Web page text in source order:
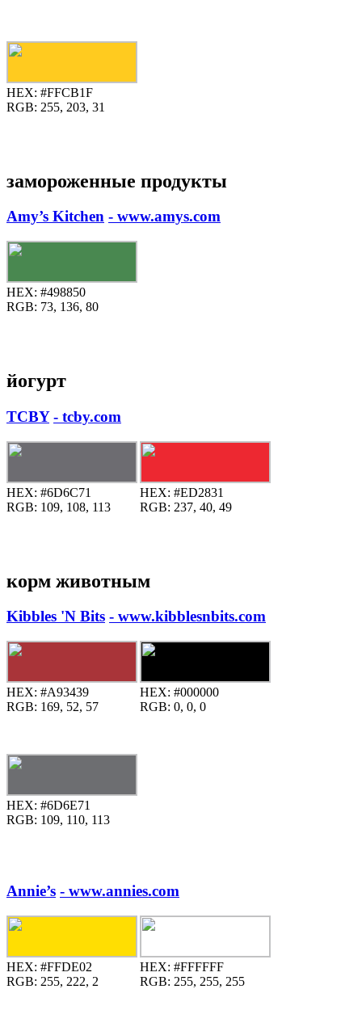
HEX: #FFCB1F
RGB: 255, 203, 31
замороженные продукты
Amy’s Kitchen - www.amys.com
HEX: #498850
RGB: 73, 136, 80
йогурт
TCBY - tcby.com
HEX: #6D6C71
RGB: 109, 108, 113
HEX: #ED2831
RGB: 237, 40, 49
корм животным
Kibbles 'N Bits - www.kibblesnbits.com
HEX: #A93439
RGB: 169, 52, 57
HEX: #000000
RGB: 0, 0, 0
HEX: #6D6E71
RGB: 109, 110, 113
Annie’s - www.annies.com
HEX: #FFDE02
RGB: 255, 222, 2
HEX: #FFFFFF
RGB: 255, 255, 255